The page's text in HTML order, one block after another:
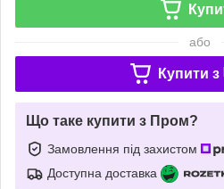
або
Купити з
Що таке купити з Пром?
Замовлення під захистом
Доступна доставка